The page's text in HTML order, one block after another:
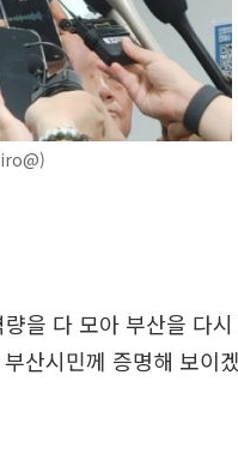
을 다 모아 부산을 다시
산시민께 증명해 보이